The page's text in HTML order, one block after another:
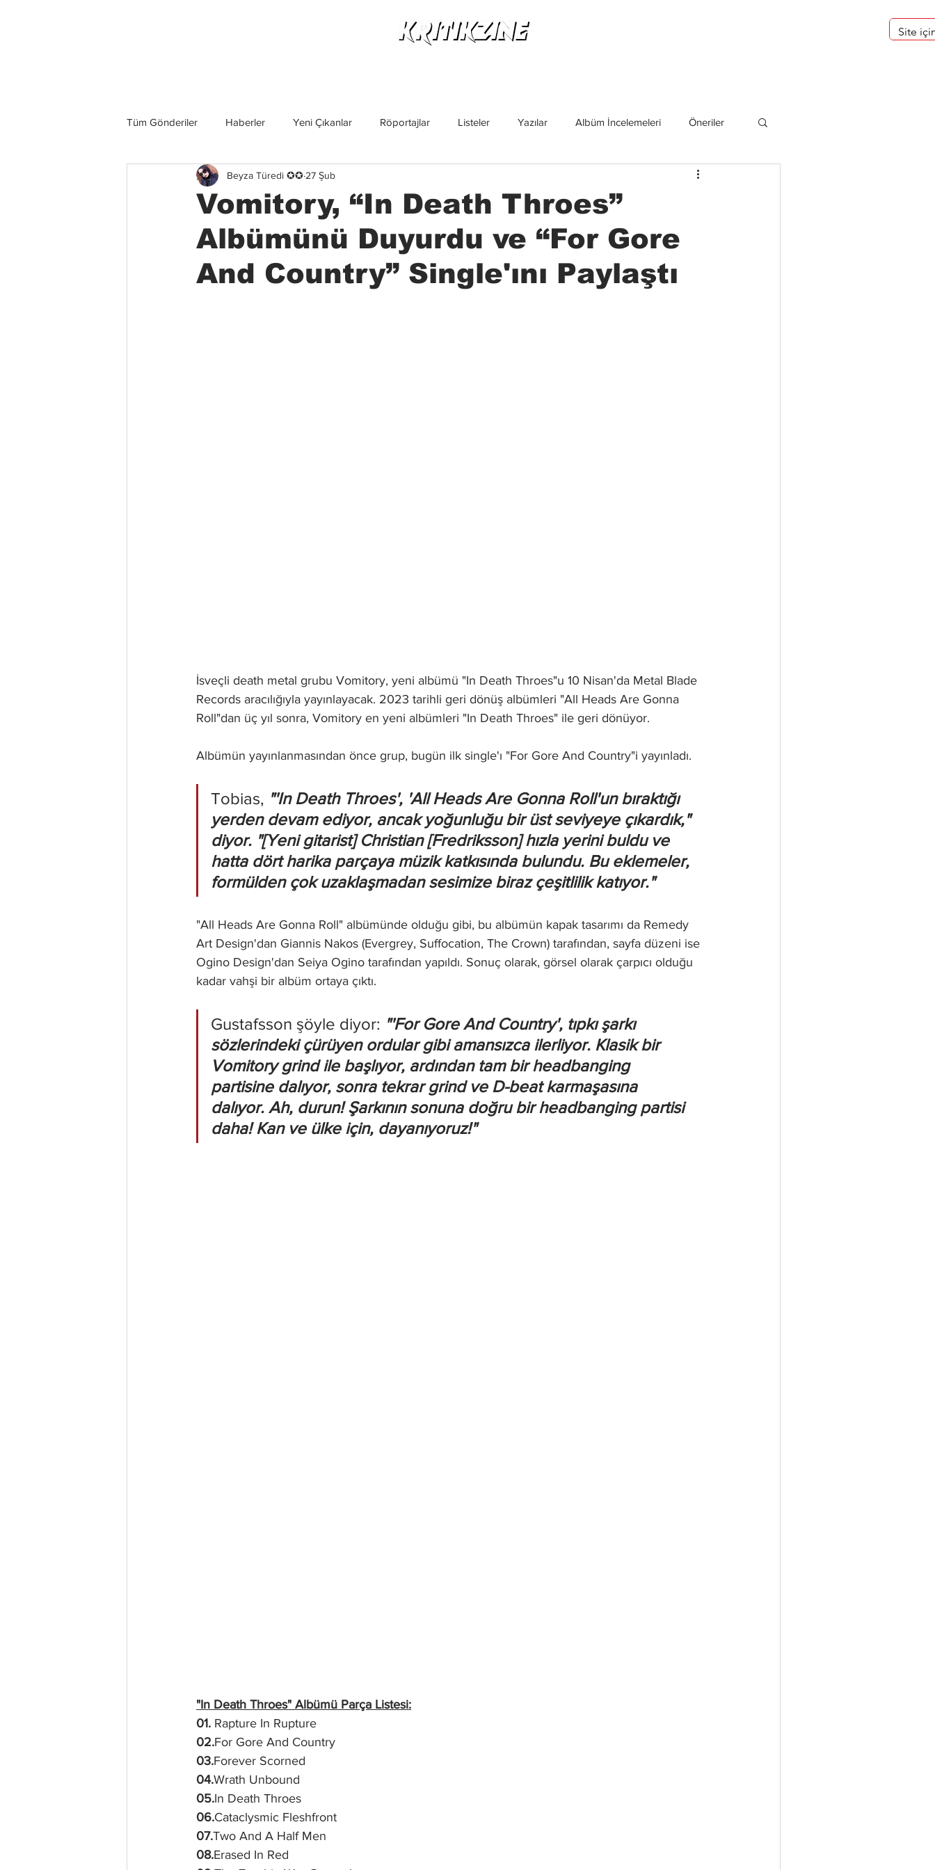
Tüm Gönderiler Haberler Yeni Çıkanlar Röportajlar Listeler Yazılar Albüm İncelemeleri Öneriler
Grup İncelemeleri Konserler İncelemeler
Vomitory, “In Death Throes”
Albümünü Duyurdu ve “For Gore
And Country” Single'ını Paylaştı
Beyza Türedi ✪✪ 27 Şub
İsveçli death metal grubu Vomitory, yeni albümü "In Death Throes"u 10 Nisan'da Metal Blade
Records aracılığıyla yayınlayacak. 2023 tarihli geri dönüş albümleri "All Heads Are Gonna
Roll"dan üç yıl sonra, Vomitory en yeni albümleri "In Death Throes" ile geri dönüyor.
Albümün yayınlanmasından önce grup, bugün ilk single'ı "For Gore And Country"i yayınladı.
Tobias, "'In Death Throes', 'All Heads Are Gonna Roll'un bıraktığı
yerden devam ediyor, ancak yoğunluğu bir üst seviyeye çıkardık,"
diyor. "[Yeni gitarist] Christian [Fredriksson] hızla yerini buldu ve
hatta dört harika parçaya müzik katkısında bulundu. Bu eklemeler,
formülden çok uzaklaşmadan sesimize biraz çeşitlilik katıyor."
"All Heads Are Gonna Roll" albümünde olduğu gibi, bu albümün kapak tasarımı da Remedy
Art Design'dan Giannis Nakos (Evergrey, Suffocation, The Crown) tarafından, sayfa düzeni ise
Ogino Design'dan Seiya Ogino tarafından yapıldı. Sonuç olarak, görsel olarak çarpıcı olduğu
kadar vahşi bir albüm ortaya çıktı.
Gustafsson şöyle diyor: "'For Gore And Country', tıpkı şarkı
sözlerindeki çürüyen ordular gibi amansızca ilerliyor. Klasik bir
Vomitory grind ile başlıyor, ardından tam bir headbanging
partisine dalıyor, sonra tekrar grind ve D-beat karmaşasına
dalıyor. Ah, durun! Şarkının sonuna doğru bir headbanging partisi
daha! Kan ve ülke için, dayanıyoruz!"
"In Death Throes" Albümü Parça Listesi:
01. Rapture In Rupture
02.For Gore And Country
03.Forever Scorned
04.Wrath Unbound
05.In Death Throes
06.Cataclysmic Fleshfront
07.Two And A Half Men
08.Erased In Red